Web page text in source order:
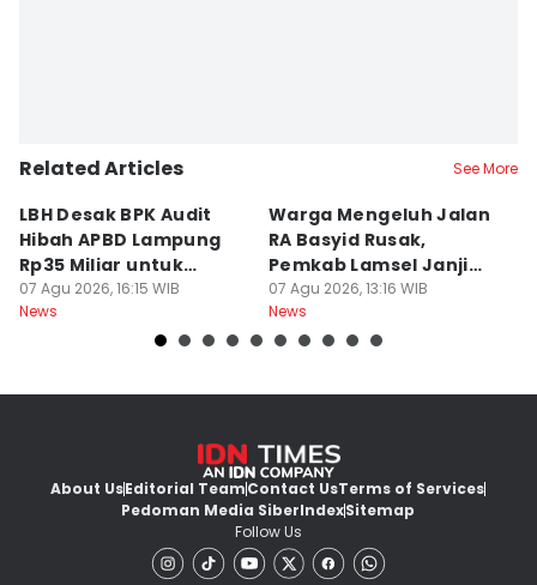
Related Articles See More
LBH Desak BPK Audit
Hibah APBD Lampung
Rp35 Miliar untuk
Kejaksaan
07 Agu 2026, 16:15 WIB
News
Warga Mengeluh Jalan
RA Basyid Rusak,
Pemkab Lamsel Janji
Segera Perbaiki
07 Agu 2026, 13:16 WIB
News
About UsEditorial TeamContact UsTerms of Services
Pedoman Media SiberIndexSitemap
Follow Us